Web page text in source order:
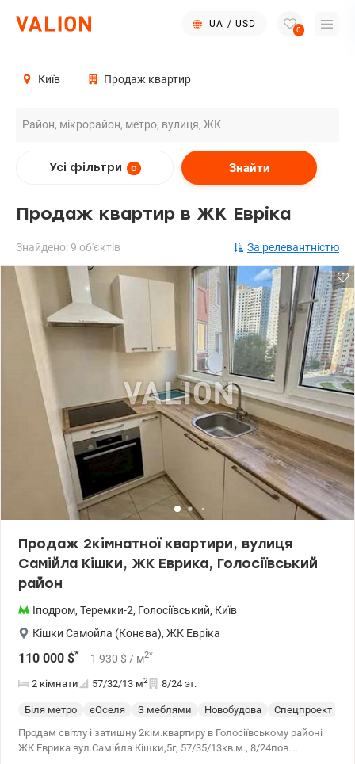
UA / USD
0
Київ Продаж квартир
Усі фільтри 0 Знайти
Продаж квартир в ЖК Евріка
Знайдено: 9 об'єктів За релевантністю
Продаж 2кімнатної квартири, вулиця
Самійла Кішки, ЖК Еврика, Голосіївський
район
Іподром, Теремки-2, Голосіївський, Київ
Кішки Самойла (Конєва), ЖК Евріка
110 000 $* 1 930 $ / м2*
2 кімнати 57/32/13 м2 8/24 эт.
Біля метро єОселя З меблями Новобудова Спецпроект
Продам світлу і затишну 2кім.квартиру в Голосіївському районі
ЖК Еврика вул.Самійла Кішки,5г, 57/35/13кв.м., 8/24пов.